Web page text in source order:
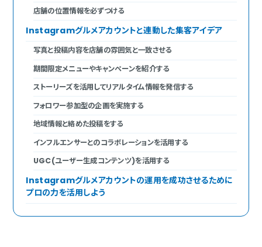
店舗の位置情報を必ずつける
Instagramグルメアカウントと連動した集客アイデア
写真と投稿内容を店舗の雰囲気と一致させる
期間限定メニューやキャンペーンを紹介する
ストーリーズを活用してリアルタイム情報を発信する
フォロワー参加型の企画を実施する
地域情報と絡めた投稿をする
インフルエンサーとのコラボレーションを活用する
UGC(ユーザー生成コンテンツ)を活用する
Instagramグルメアカウントの運用を成功させるために
プロの力を活用しよう